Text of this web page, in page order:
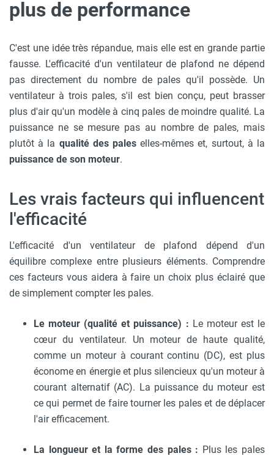
plus de performance
C'est une idée très répandue, mais elle est en grande partie
fausse. L'efficacité d'un ventilateur de plafond ne dépend
pas directement du nombre de pales qu'il possède. Un
ventilateur à trois pales, s'il est bien conçu, peut brasser
plus d'air qu'un modèle à cinq pales de moindre qualité. La
puissance ne se mesure pas au nombre de pales, mais
plutôt à la qualité des pales elles-mêmes et, surtout, à la
puissance de son moteur.
Les vrais facteurs qui influencent
l'efficacité
L'efficacité d'un ventilateur de plafond dépend d'un
équilibre complexe entre plusieurs éléments. Comprendre
ces facteurs vous aidera à faire un choix plus éclairé que
de simplement compter les pales.
Le moteur (qualité et puissance) : Le moteur est le
cœur du ventilateur. Un moteur de haute qualité,
comme un moteur à courant continu (DC), est plus
économe en énergie et plus silencieux qu'un moteur à
courant alternatif (AC). La puissance du moteur est
ce qui permet de faire tourner les pales et de déplacer
l'air efficacement.
La longueur et la forme des pales : Plus les pales